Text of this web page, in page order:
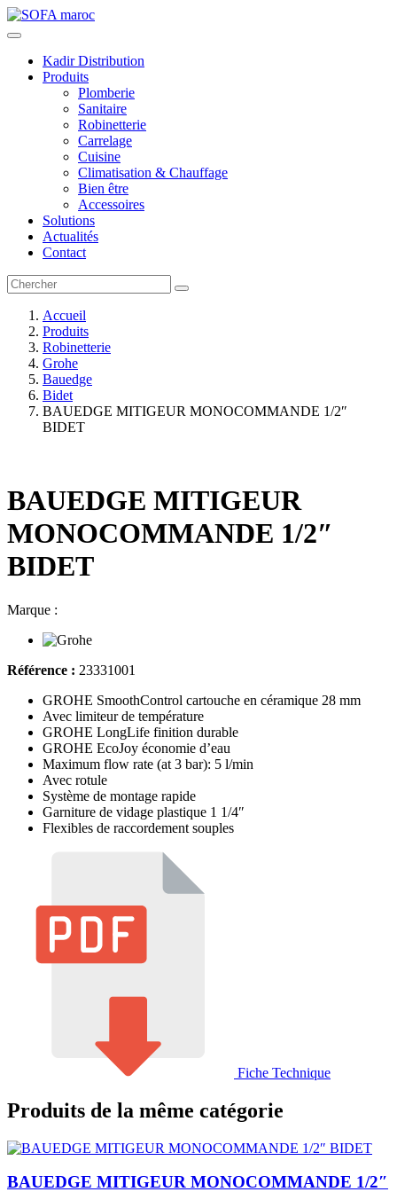
Kadir Distribution
Produits
Plomberie
Sanitaire
Robinetterie
Carrelage
Cuisine
Climatisation & Chauffage
Bien être
Accessoires
Solutions
Actualités
Contact
Accueil
Produits
Robinetterie
Grohe
Bauedge
Bidet
BAUEDGE MITIGEUR MONOCOMMANDE 1/2″
BIDET
BAUEDGE MITIGEUR
MONOCOMMANDE 1/2″
BIDET
Marque :
Référence : 23331001
GROHE SmoothControl cartouche en céramique 28 mm
Avec limiteur de température
GROHE LongLife finition durable
GROHE EcoJoy économie d’eau
Maximum flow rate (at 3 bar): 5 l/min
Avec rotule
Système de montage rapide
Garniture de vidage plastique 1 1/4″
Flexibles de raccordement souples
Fiche Technique
Produits de la même catégorie
BAUEDGE MITIGEUR MONOCOMMANDE 1/2″